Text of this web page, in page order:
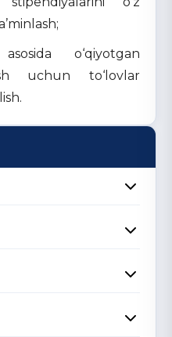
o‘qiyotgan
uchun to‘lovlar